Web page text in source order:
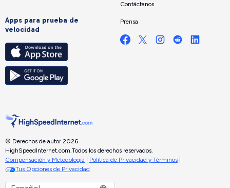
Apps para prueba de
velocidad
Contáctanos
Prensa
© Derechos de autor 2026
HighSpeedInternet.com. Todos los derechos reservados.
Compensación y Metodología
Política de Privacidad y Términos
Tus Opciones de Privacidad